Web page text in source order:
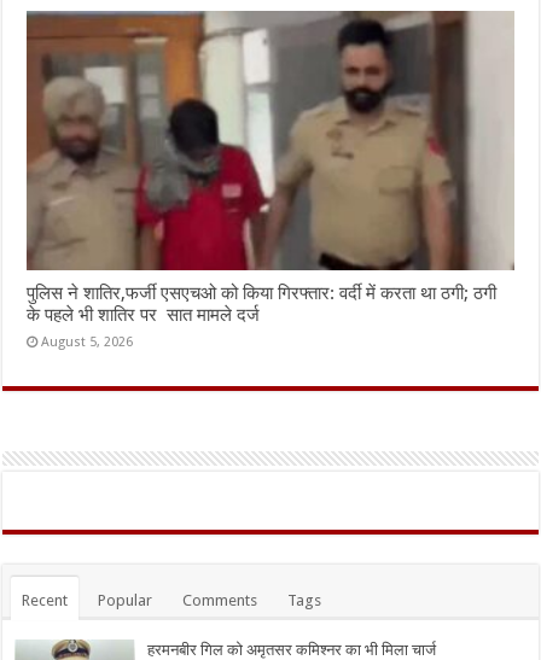
पुलिस ने शातिर,फर्जी एसएचओ को किया गिरफ्तार: वर्दी में करता था ठगी; ठगी
के पहले भी शातिर पर सात मामले दर्ज
August 5, 2026
Recent Popular Comments Tags
हरमनबीर गिल को अमृतसर कमिश्नर का भी मिला चार्ज